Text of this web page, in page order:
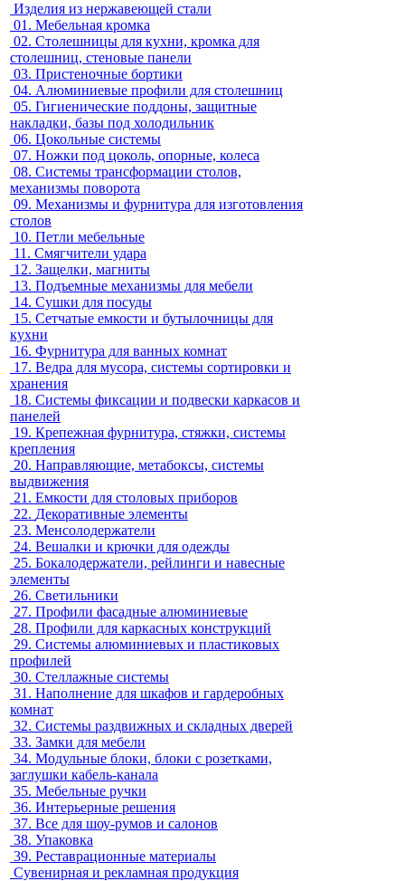
Изделия из нержавеющей стали
01. Мебельная кромка
02. Столешницы для кухни, кромка для
столешниц, стеновые панели
03. Пристеночные бортики
04. Алюминиевые профили для столешниц
05. Гигиенические поддоны, защитные
накладки, базы под холодильник
06. Цокольные системы
07. Ножки под цоколь, опорные, колеса
08. Системы трансформации столов,
механизмы поворота
09. Механизмы и фурнитура для изготовления
столов
10. Петли мебельные
11. Смягчители удара
12. Защелки, магниты
13. Подъемные механизмы для мебели
14. Сушки для посуды
15. Сетчатые емкости и бутылочницы для
кухни
16. Фурнитура для ванных комнат
17. Ведра для мусора, системы сортировки и
хранения
18. Системы фиксации и подвески каркасов и
панелей
19. Крепежная фурнитура, стяжки, системы
крепления
20. Направляющие, метабоксы, системы
выдвижения
21. Емкости для столовых приборов
22. Декоративные элементы
23. Менсолодержатели
24. Вешалки и крючки для одежды
25. Бокалодержатели, рейлинги и навесные
элементы
26. Светильники
27. Профили фасадные алюминиевые
28. Профили для каркасных конструкций
29. Системы алюминиевых и пластиковых
профилей
30. Стеллажные системы
31. Наполнение для шкафов и гардеробных
комнат
32. Системы раздвижных и складных дверей
33. Замки для мебели
34. Модульные блоки, блоки с розетками,
заглушки кабель-канала
35. Мебельные ручки
36. Интерьерные решения
37. Все для шоу-румов и салонов
38. Упаковка
39. Реставрационные материалы
Сувенирная и рекламная продукция